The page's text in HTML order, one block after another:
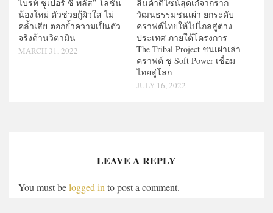
ไบรท์ ซูเปอร์ ซี พลัส” โลชั่น
น้องใหม่ ตัวช่วยกู้ผิวใส ไม่
คล้ำเสีย ตอกย้ำความเป็นตัว
จริงด้านวิตามิน
MARCH 31, 2022
สินค้าดีไซน์สุดเก๋จากราก
วัฒนธรรมชนเผ่า ยกระดับ
คราฟต์ไทยให้ไปไกลสู่ต่าง
ประเทศ ภายใต้โครงการ
The Tribal Project ชนเผ่าเล่า
คราฟต์ ชู Soft Power เชื่อม
ไทยสู่โลก
JULY 16, 2022
LEAVE A REPLY
You must belogged into post a comment.